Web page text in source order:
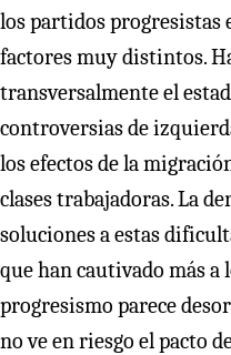
los partidos progresistas
factores muy distintos.
transversalmente el
controversias de
los efectos de la
clases trabajadoras. La
soluciones a estas
que han cautivado más
progresismo parece
no ve en riesgo el pacto